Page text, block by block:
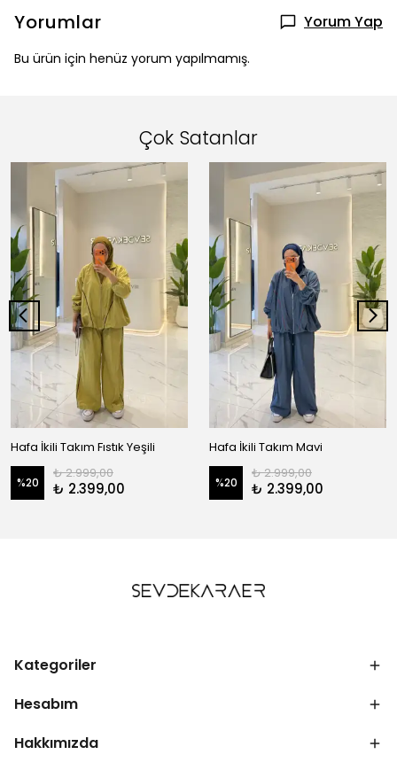
Yorumlar Yorum Yap
Bu ürün için henüz yorum yapılmamış.
Çok Satanlar
Hafa İkili Takım Fıstık Yeşili
%20
₺ 2.999,00
₺ 2.399,00
Hafa İkili Takım Mavi
%20
₺ 2.999,00
₺ 2.399,00
Kategoriler
Hesabım
Hakkımızda